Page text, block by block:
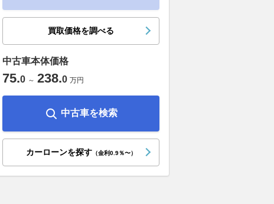
買取価格を調べる
中古車本体価格
75.0 ～ 238.0 万円
中古車を検索
カーローンを探す（金利0.9％〜）